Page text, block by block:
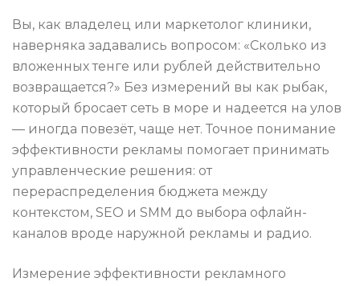
Вы, как владелец или маркетолог клиники,
наверняка задавались вопросом: «Сколько из
вложенных тенге или рублей действительно
возвращается?» Без измерений вы как рыбак,
который бросает сеть в море и надеется на улов
— иногда повезёт, чаще нет. Точное понимание
эффективности рекламы помогает принимать
управленческие решения: от
перераспределения бюджета между
контекстом, SEO и SMM до выбора офлайн-
каналов вроде наружной рекламы и радио.
Измерение эффективности рекламного